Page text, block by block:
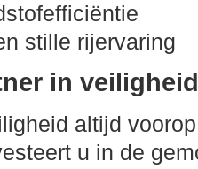
stille rijervaring
in
altijd
u in de